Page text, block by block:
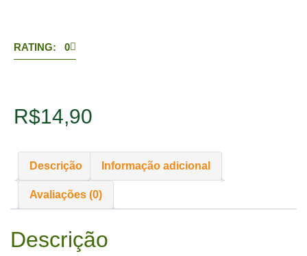
RATING: 0
R$14,90
Descrição Informação adicional
Avaliações (0)
Descrição